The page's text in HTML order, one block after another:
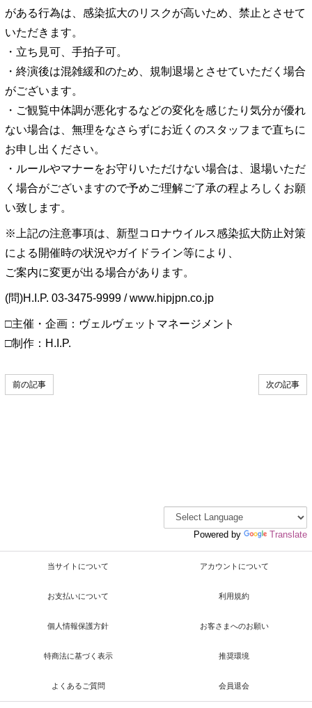
がある行為は、感染拡大のリスクが高いため、禁止とさせて
いただきます。
・立ち見可、手拍子可。
・終演後は混雑緩和のため、規制退場とさせていただく場合
がございます。
・ご観覧中体調が悪化するなどの変化を感じたり気分が優れ
ない場合は、無理をなさらずにお近くのスタッフまで直ちに
お申し出ください。
・ルールやマナーをお守りいただけない場合は、退場いただ
く場合がございますので予めご理解ご了承の程よろしくお願
い致します。
※上記の注意事項は、新型コロナウイルス感染拡大防止対策
による開催時の状況やガイドライン等により、
ご案内に変更が出る場合があります。
(問)H.I.P. 03-3475-9999 / www.hipjpn.co.jp
□主催・企画：ヴェルヴェットマネージメント
□制作：H.I.P.
次の記事
前の記事
Powered by Translate
当サイトについて アカウントについて
お支払いについて 利用規約
個人情報保護方針 お客さまへのお願い
特商法に基づく表示 推奨環境
よくあるご質問 会員退会